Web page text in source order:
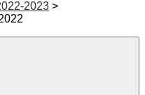
2023 >